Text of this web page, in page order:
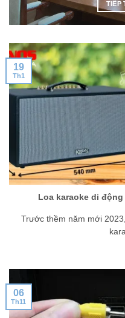
TIẾP
Loa karaoke di động
Trước thềm năm mới
19
Th1
06
Th11